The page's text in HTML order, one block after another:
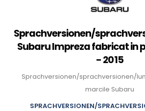
Sprachversionen/
Subaru Impreza fabricat in
- 2015
Sprachversionen/sprachversionen/
marcile Subaru
SPRACHVERSIONEN/